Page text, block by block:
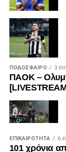
ΠΟΔΌΣΦΑΙΡΟ 3
ΠΑΟΚ –
ΕΠΙΚΑΙΡΌΤΗΤΑ 6
101 χρόνια